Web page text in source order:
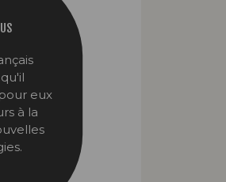
eux
à la